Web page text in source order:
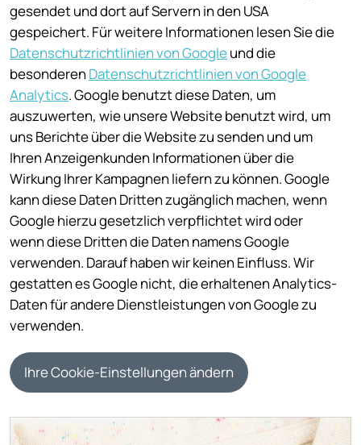
gesendet und dort auf Servern in den USA
gespeichert. Für weitere Informationen lesen Sie die
Datenschutzrichtlinien von Googleund die
besonderen Datenschutzrichtlinien von Google
Analytics. Google benutzt diese Daten, um
auszuwerten, wie unsere Website benutzt wird, um
uns Berichte über die Website zu senden und um
Ihren Anzeigenkunden Informationen über die
Wirkung Ihrer Kampagnen liefern zu können. Google
kann diese Daten Dritten zugänglich machen, wenn
Google hierzu gesetzlich verpflichtet wird oder
wenn diese Dritten die Daten namens Google
verwenden. Darauf haben wir keinen Einfluss. Wir
gestatten es Google nicht, die erhaltenen Analytics-
Daten für andere Dienstleistungen von Google zu
verwenden.
Ihre Cookie-Einstellungen ändern